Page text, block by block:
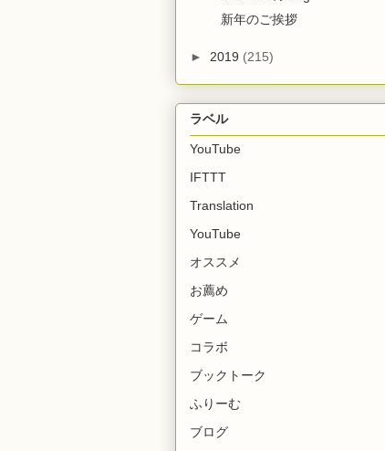
新年のご挨拶
► 2019 (215)
ラベル
YouTube
IFTTT
Translation
YouTube
オススメ
お薦め
ゲーム
コラボ
ブックトーク
ふりーむ
ブログ